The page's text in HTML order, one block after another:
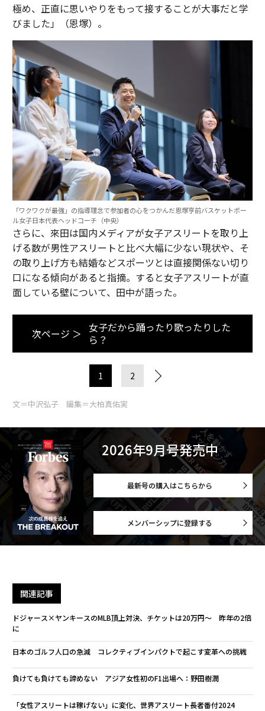
極め、正直に思いやりをもって接することが大事だと学
びました」（恩塚）。
「ワクワクが最強」の指導理念で参加者の心をつかんだ恩塚亨前バスケットボー
ル女子日本代表ヘッドコーチ（中央）
さらに、來田は国内メディアが女子アスリートを取り上
げる数が男性アスリートと比べ大幅に少ない現状や、そ
の取り上げ方も結婚などスポーツとは直接関係ない切り
口になる傾向があると指摘。すると女子アスリートが直
面している壁について、田中が語った。
次ページ ＞ 女子だから踊ったり歌ったりした
ら？
1 2
文＝中沢弘子 編集＝大柏真佑実
2026年9月号発売中
最新号の購入はこちらから
メンバーシップに登録する
関連記事
ドジャース×ヤンキースのMLB頂上対決、チケットは20万円〜 昨年の2倍
に
日本のゴルフ人口の急減 コレクティブインパクトで起こす変革への挑戦
負けても負けても諦めない アジア女性初のF1出場へ：野田樹潤
「女性アスリートは稼げない」に変化、世界アスリート長者番付2024